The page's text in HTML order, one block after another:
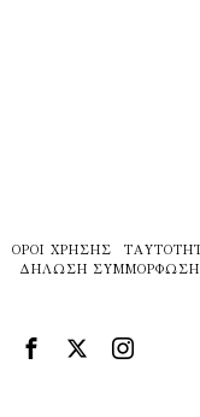
ΌΡΟΙ ΧΡΉΣΗΣ
ΔΉΛΩΣΗ